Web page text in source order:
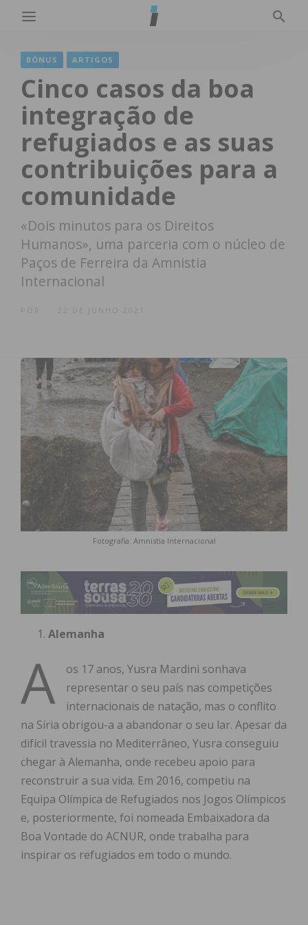
BÓNUS ARTIGOS
Cinco casos da boa
integração de
refugiados e as suas
contribuições para a
comunidade
«Dois minutos para os Direitos
Humanos», uma parceria com o núcleo de
Paços de Ferreira da Amnistia
Internacional
Fotografia: Amnistia Internacional
Alemanha
A
os 17 anos, Yusra Mardini sonhava
representar o seu país nas competições
internacionais de natação, mas o conflito
na Síria obrigou-a a abandonar o seu lar. Apesar da
difícil travessia no Mediterrâneo, Yusra conseguiu
chegar à Alemanha, onde recebeu apoio para
reconstruir a sua vida. Em 2016, competiu na
Equipa Olímpica de Refugiados nos Jogos Olímpicos
e, posteriormente, foi nomeada Embaixadora da
Boa Vontade do ACNUR, onde trabalha para
inspirar os refugiados em todo o mundo.